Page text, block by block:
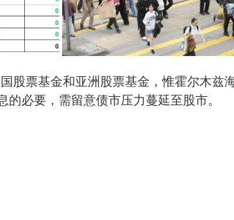
股票基金和亚洲股票基金，惟霍尔木兹
必要，需留意债市压力蔓延至股市。